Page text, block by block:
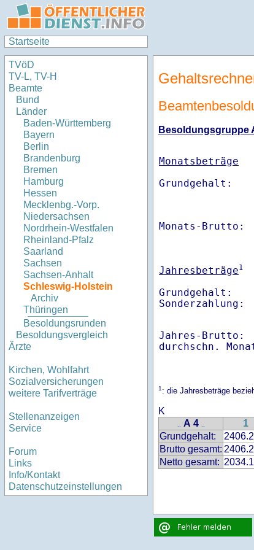
Startseite
TVöD
TV-L, TV-H
Beamte
Bund
Länder
Baden-Württemberg
Bayern
Berlin
Brandenburg
Bremen
Hamburg
Hessen
Mecklenbg.-Vorp.
Niedersachsen
Nordrhein-Westfalen
Rheinland-Pfalz
Saarland
Sachsen
Sachsen-Anhalt
Schleswig-Holstein
Archiv
Thüringen
Besoldungsrunden
Besoldungsvergleich
Ärzte
Kirchen, Wohlfahrt
Sozialversicherungen
weitere Tarifverträge
Stellenanzeigen
Service
Forum
Links
Info/Kontakt
Datenschutzeinstellungen
Besoldungsgruppe
Monatsbeträge
Jahresbeträge1
Grundgehalt:
1: die Jahresbeträge
K
.. A 4 .. 1
Grundgehalt:
Brutto gesamt:
Netto gesamt: